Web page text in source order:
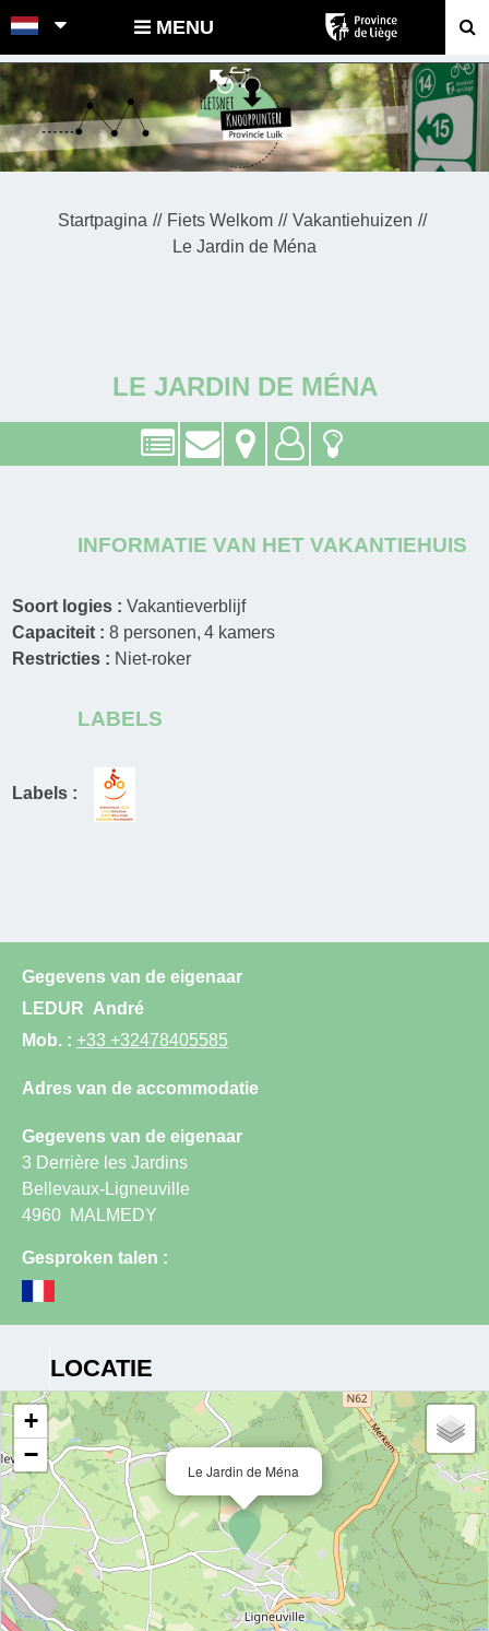
POINTS-NOEUDS MENU
Startpagina Fiets Welkom
Vakantiehuizen
Le Jardin de Ména
LE JARDIN DE MÉNA
INFORMATIE VAN HET VAKANTIEHUIS
Soort logies :Vakantieverblijf
Capaciteit :8 personen 4 kamers
Restricties : Niet-roker
LABELS
Labels :
Gegevens van de eigenaar
LEDUR André
Mob. : +33 +32478405585
Adres van de accommodatie
Gegevens van de eigenaar
3 Derrière les Jardins
Bellevaux-Ligneuville
4960 MALMEDY
Gesproken talen :
LOCATIE
Le Jardin de Ména
+
−